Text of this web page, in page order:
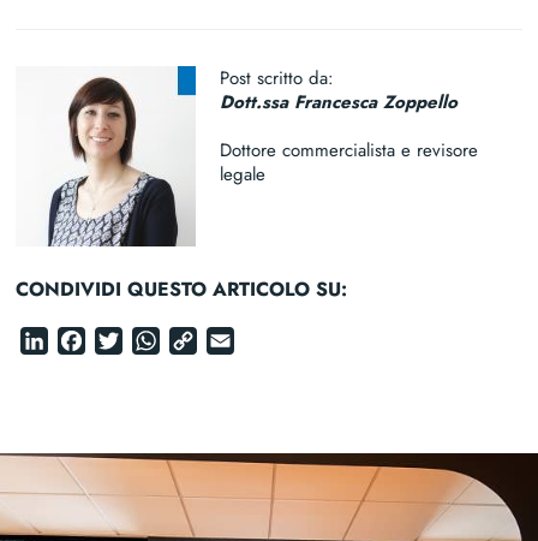
Post scritto da:
Dott.ssa Francesca Zoppello
Dottore commercialista e revisore
legale
CONDIVIDI QUESTO ARTICOLO SU:
LinkedIn
Facebook
Twitter
WhatsApp
Copy